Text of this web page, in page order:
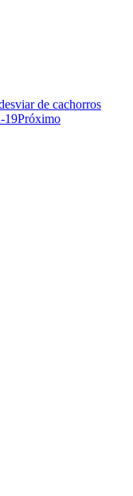
de cachorros
19Próximo